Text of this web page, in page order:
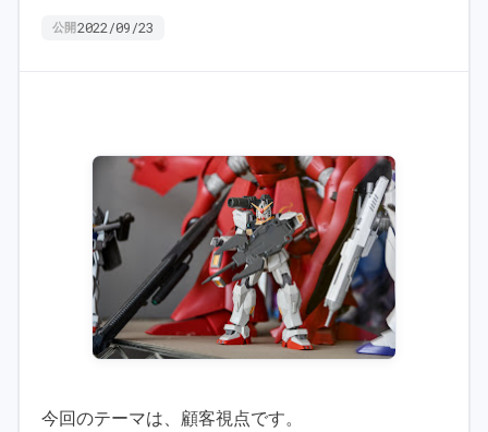
公開2022/09/23
今回のテーマは、顧客視点です。